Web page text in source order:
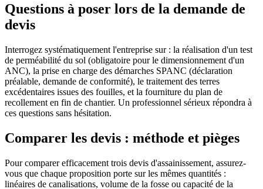
Questions à poser lors de la demande de
devis
Interrogez systématiquement l'entreprise sur : la réalisation d'un test
de perméabilité du sol (obligatoire pour le dimensionnement d'un
ANC), la prise en charge des démarches SPANC (déclaration
préalable, demande de conformité), le traitement des terres
excédentaires issues des fouilles, et la fourniture du plan de
recollement en fin de chantier. Un professionnel sérieux répondra à
ces questions sans hésitation.
Comparer les devis : méthode et pièges
Pour comparer efficacement trois devis d'assainissement, assurez-
vous que chaque proposition porte sur les mêmes quantités :
linéaires de canalisations, volume de la fosse ou capacité de la